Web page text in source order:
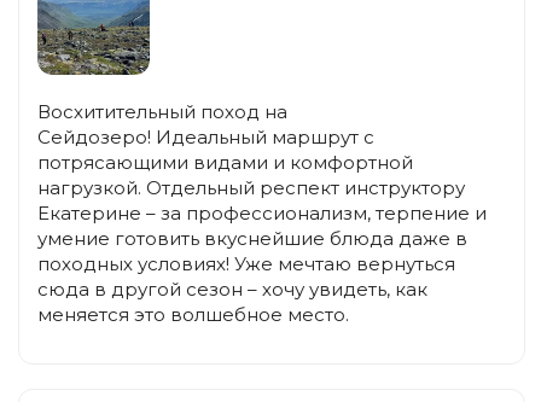
Восхитительный поход на
Сейдозеро! Идеальный маршрут с
потрясающими видами и комфортной
нагрузкой. Отдельный респект инструктору
Екатерине – за профессионализм, терпение и
умение готовить вкуснейшие блюда даже в
походных условиях! Уже мечтаю вернуться
сюда в другой сезон – хочу увидеть, как
меняется это волшебное место.